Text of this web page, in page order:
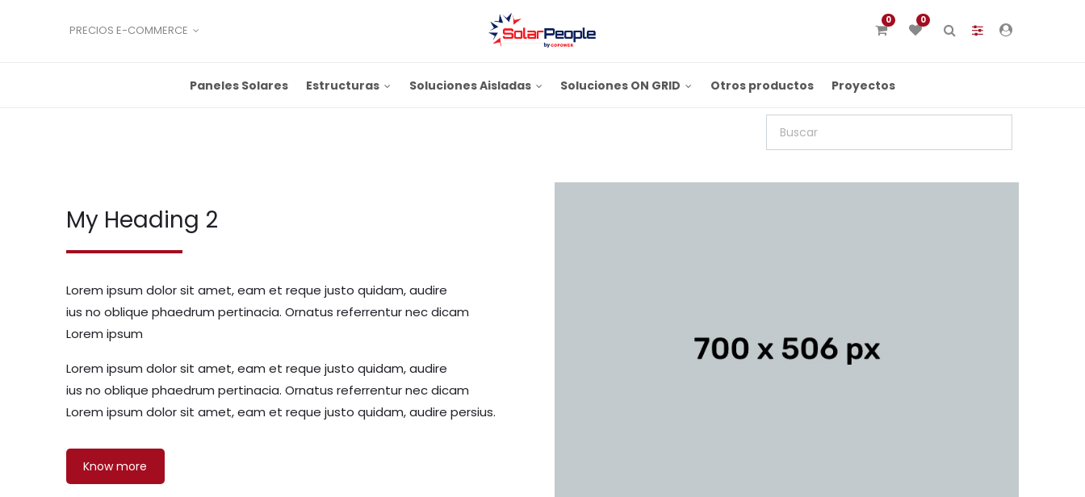
PRECIOS E-COMMERCE
0 0
Paneles Solares Estructuras Soluciones Aisladas Soluciones ON GRID Otros productos Proyectos
My Heading 2
Lorem ipsum dolor sit amet, eam et reque justo quidam, audire
ius no oblique phaedrum pertinacia. Ornatus referrentur nec dicam
Lorem ipsum
Lorem ipsum dolor sit amet, eam et reque justo quidam, audire
ius no oblique phaedrum pertinacia. Ornatus referrentur nec dicam
Lorem ipsum dolor sit amet, eam et reque justo quidam, audire persius.
Know more